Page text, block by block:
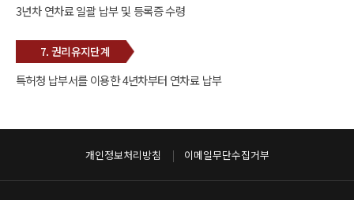
3년차 연차료 일괄 납부 및 등록증 수령
7. 권리유지단계
특허청 납부서를 이용한 4년차부터 연차료 납부
개인정보처리방침 이메일무단수집거부